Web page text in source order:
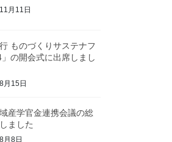
月11日
行 ものづくりサステナフ
」の開会式に出席しまし
月15日
産学官金連携会議の総
ました
月8日